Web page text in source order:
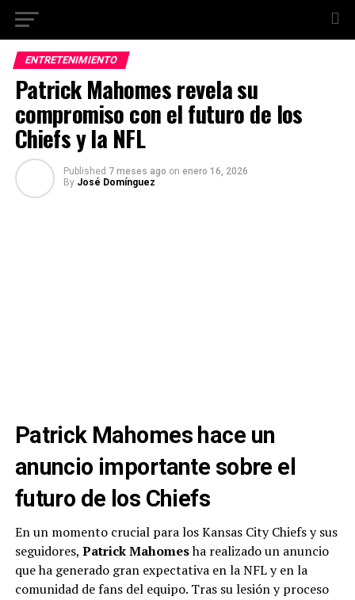
ENTRETENIMIENTO
Patrick Mahomes revela su
compromiso con el futuro de los
Chiefs y la NFL
Published 7 meses ago on enero 16, 2026
By José Domínguez
Patrick Mahomes hace un
anuncio importante sobre el
futuro de los Chiefs
En un momento crucial para los Kansas City Chiefs y sus
seguidores, Patrick Mahomesha realizado un anuncio
que ha generado gran expectativa en la NFL y en la
comunidad de fans del equipo. Tras su lesión y proceso